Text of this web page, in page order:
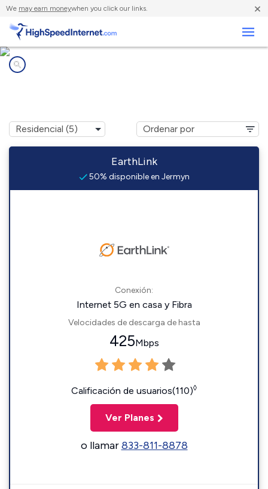
We may earn moneywhen you click our links. ×
EarthLink
50% disponible en Jermyn
Conexión:
Internet 5G en casa y Fibra
Velocidades de descarga de hasta
425Mbps
Calificación de usuarios(110)◊
Ver Planes
o llamar833-811-8878